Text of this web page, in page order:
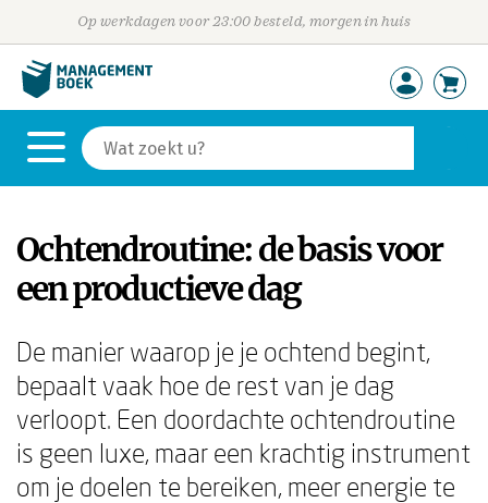
Op werkdagen voor 23:00 besteld, morgen in huis
Ochtendroutine: de basis voor
een productieve dag
De manier waarop je je ochtend begint,
bepaalt vaak hoe de rest van je dag
verloopt. Een doordachte ochtendroutine
is geen luxe, maar een krachtig instrument
om je doelen te bereiken, meer energie te